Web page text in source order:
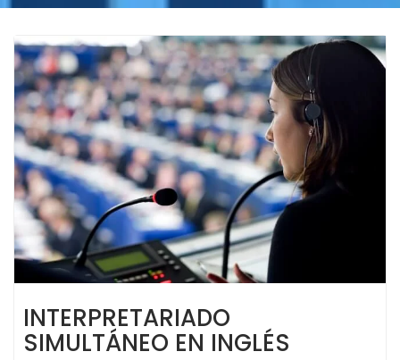
INTERPRETARIADO
SIMULTÁNEO EN INGLÉS